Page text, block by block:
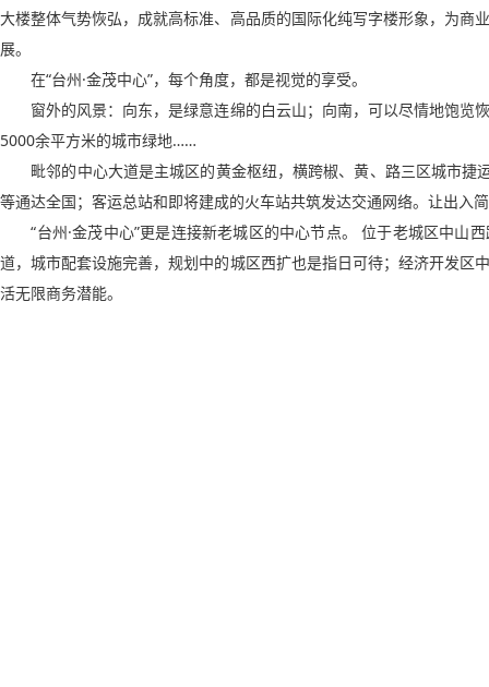
大楼整体气势恢弘，成就高标准、高品质的国际化纯写字楼形象，为商
展。
在“台州·金茂中心”，每个角度，都是视觉的享受。
窗外的风景：向东，是绿意连绵的白云山；向南，可以尽情地饱览
5000余平方米的城市绿地……
毗邻的中心大道是主城区的黄金枢纽，横跨椒、黄、路三区城市捷
等通达全国；客运总站和即将建成的火车站共筑发达交通网络。让出入
“台州·金茂中心”更是连接新老城区的中心节点。 位于老城区中山
道，城市配套设施完善，规划中的城区西扩也是指日可待；经济开发区
活无限商务潜能。